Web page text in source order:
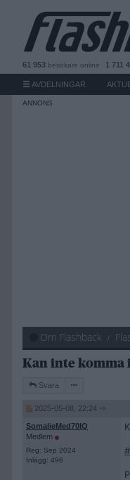
61 953 besökare online 1 711
AVDELNINGAR
Om Flashback
Kan inte komma
Svara
2025-05-08, 22:24
SomalieMed70IQ
Medlem
Reg: Sep 2024
Inlägg: 496